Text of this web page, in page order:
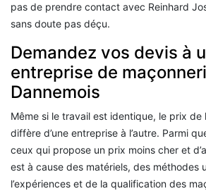
pas de prendre contact avec Reinhard
sans doute pas déçu.
Demandez vos devis à
entreprise de
Dannemois
Même si le travail est identique, le prix de
diffère d’une entreprise à l’autre. Parmi
ceux qui propose un prix moins cher et
est à cause des matériels, des méthodes
l’expériences et de la qualification des